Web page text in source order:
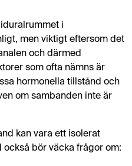
i
men viktigt eftersom det
och därmed
som ofta nämns är
hormonella tillstånd och
om sambanden inte är
kan vara ett isolerat
bör väcka frågor om: